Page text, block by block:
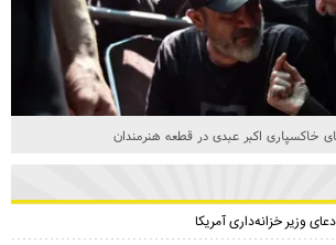
خاکسپاری اکبر عبدی در قطعه هنرمندان
وزیر خزانه‌داری آمریکا